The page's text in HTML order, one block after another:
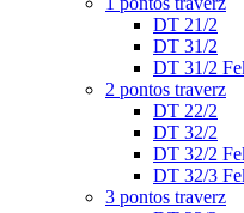
DT 21/2
DT 31/2
DT 31/2
2 pontos traverz
DT 22/2
DT 32/2
DT 32/2
DT 32/3
3 pontos traverz